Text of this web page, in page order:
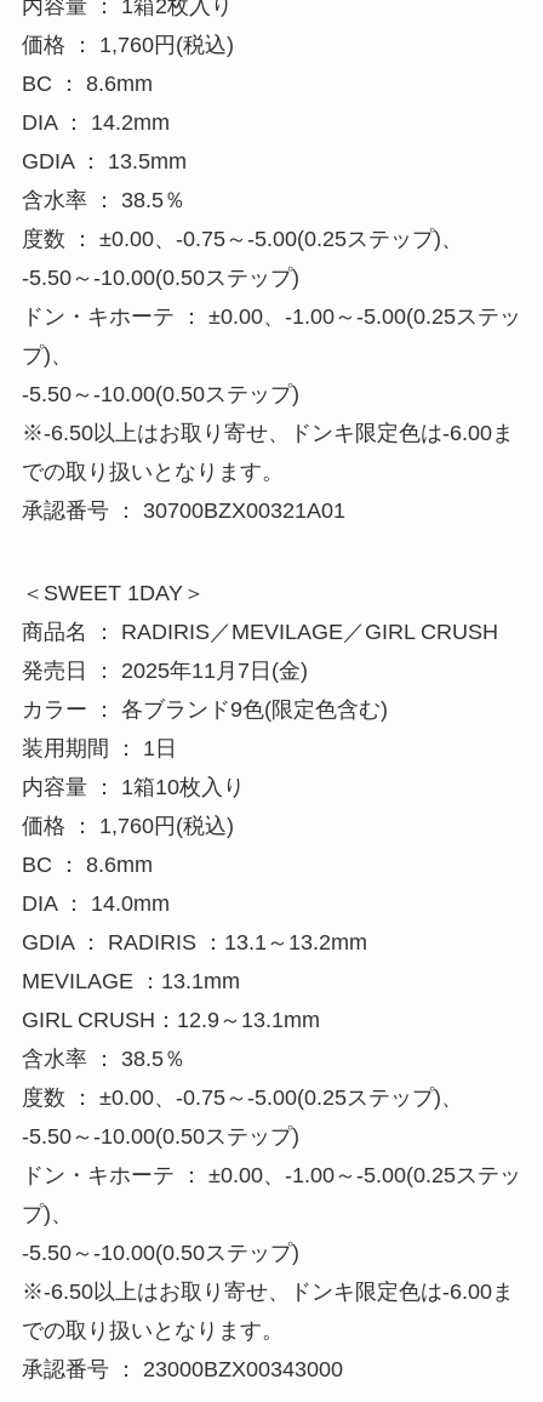
内容量 ： 1箱2枚入り
価格 ： 1,760円(税込)
BC ： 8.6mm
DIA ： 14.2mm
GDIA ： 13.5mm
含水率 ： 38.5％
度数 ： ±0.00、-0.75～-5.00(0.25ステップ)、
-5.50～-10.00(0.50ステップ)
ドン・キホーテ ： ±0.00、-1.00～-5.00(0.25ステッ
プ)、
-5.50～-10.00(0.50ステップ)
※-6.50以上はお取り寄せ、ドンキ限定色は-6.00ま
での取り扱いとなります。
承認番号 ： 30700BZX00321A01
＜SWEET 1DAY＞
商品名 ： RADIRIS／MEVILAGE／GIRL CRUSH
発売日 ： 2025年11月7日(金)
カラー ： 各ブランド9色(限定色含む)
装用期間 ： 1日
内容量 ： 1箱10枚入り
価格 ： 1,760円(税込)
BC ： 8.6mm
DIA ： 14.0mm
GDIA ： RADIRIS ：13.1～13.2mm
MEVILAGE ：13.1mm
GIRL CRUSH：12.9～13.1mm
含水率 ： 38.5％
度数 ： ±0.00、-0.75～-5.00(0.25ステップ)、
-5.50～-10.00(0.50ステップ)
ドン・キホーテ ： ±0.00、-1.00～-5.00(0.25ステッ
プ)、
-5.50～-10.00(0.50ステップ)
※-6.50以上はお取り寄せ、ドンキ限定色は-6.00ま
での取り扱いとなります。
承認番号 ： 23000BZX00343000